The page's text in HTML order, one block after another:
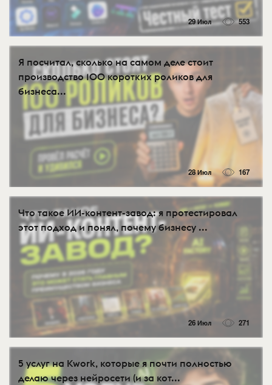
29 Июл 553
Я посчитал, сколько на самом деле стоит
производство 100 коротких роликов для
бизнеса...
28 Июл 167
Что такое ИИ-контент-завод: я протестировал
этот подход и понял, почему бизнесу ...
26 Июл 271
5 услуг на Kwork, которые я почти полностью
делаю через нейросети (и за кот...